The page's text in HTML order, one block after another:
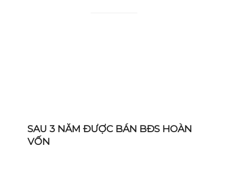
SAU 3 NĂM ĐƯỢC BÁN BĐS HOÀN
VỐN